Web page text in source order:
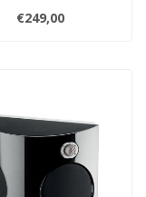
Sib & Co-
assort..
€249,00